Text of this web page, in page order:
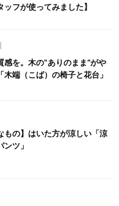
フが使ってみました】
感を。木の‟ありのまま”がや
木端（こば）の椅子と花台」
もの】はいた方が涼しい「涼
ツ」